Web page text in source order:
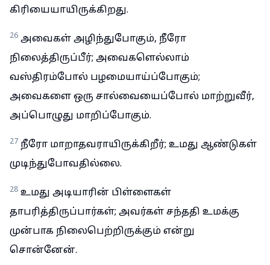
கிரியையாயிருக்கிறது.
26 அவைகள் அழிந்துபோகும், நீரோ
நிலைத்திருப்பீர்; அவைகளெல்லாம்
வஸ்திரம்போல் பழமையாய்ப்போகும்;
அவைகளை ஒரு சால்வையைப்போல் மாற்றுவீர்,
அப்பொழுது மாறிப்போகும்.
27 நீரோ மாறாதவராயிருக்கிறீர்; உமது ஆண்டுகள்
முடிந்துபோவதில்லை.
28 உமது அடியாரின் பிள்ளைகள்
தாபரித்திருப்பார்கள்; அவர்கள் சந்ததி உமக்கு
முன்பாக நிலைபெற்றிருக்கும் என்று
சொன்னேன்.